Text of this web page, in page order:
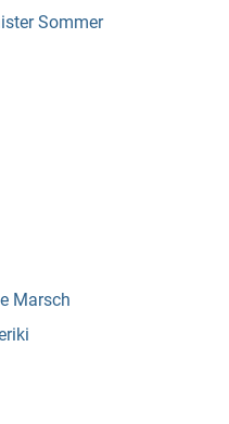
Sommer
Marsch